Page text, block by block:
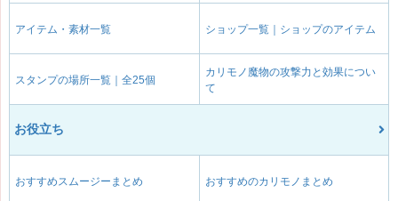
アイテム・素材一覧 ショップ一覧｜ショップのアイテム
スタンプの場所一覧｜全25個
カリモノ魔物の攻撃力と効果につい
て
お役立ち
おすすめスムージーまとめ おすすめのカリモノまとめ